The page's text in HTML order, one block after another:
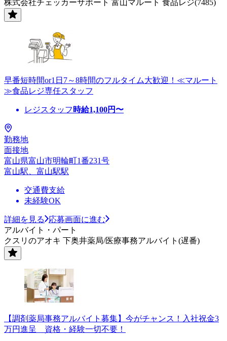
株式会社チェッカーサポート 富山マルート 食品レジ(7485)
早番短時間or1日7～8時間のフルタイム大歓迎！≪マルート
≫食品レジ専任スタッフ
レジスタッフ 時給1,100円〜
勤務地
面接地
富山県富山市明輪町1番231号
富山駅、富山駅駅
交通費支給
未経験OK
詳細を見る
応募画面に進む
アルバイト・パート
クスリのアオキ 下奥井薬局/医療事務アルバイト(遅番)
【調剤薬局事務アルバイト募集】今がチャンス！入社祝金3
万円進呈 資格・経験一切不要！